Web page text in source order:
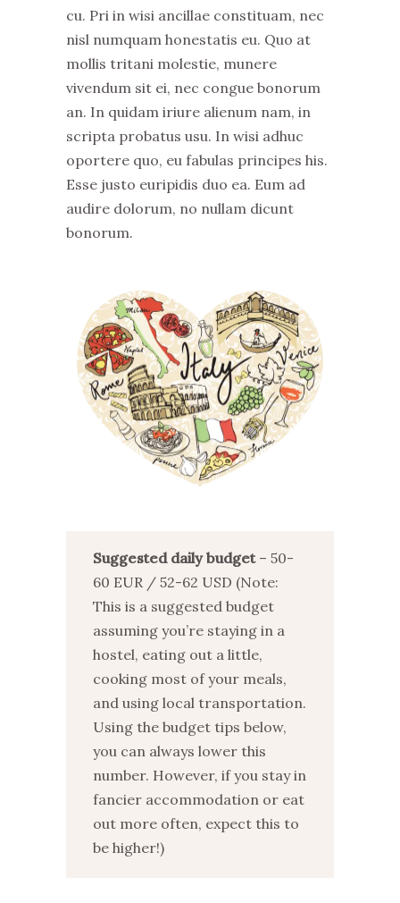
cu. Pri in wisi ancillae constituam, nec
nisl numquam honestatis eu. Quo at
mollis tritani molestie, munere
vivendum sit ei, nec congue bonorum
an. In quidam iriure alienum nam, in
scripta probatus usu. In wisi adhuc
oportere quo, eu fabulas principes his.
Esse justo euripidis duo ea. Eum ad
audire dolorum, no nullam dicunt
bonorum.
Suggested daily budget– 50-
60 EUR / 52-62 USD (Note:
This is a suggested budget
assuming you’re staying in a
hostel, eating out a little,
cooking most of your meals,
and using local transportation.
Using the budget tips below,
you can always lower this
number. However, if you stay in
fancier accommodation or eat
out more often, expect this to
be higher!)